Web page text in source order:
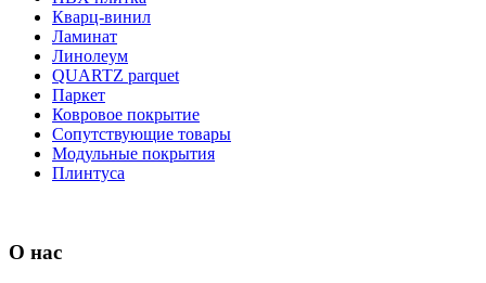
Кварц-винил
Ламинат
Линолеум
QUARTZ parquet
Паркет
Ковровое покрытие
Сопутствующие товары
Модульные покрытия
Плинтуса
О нас